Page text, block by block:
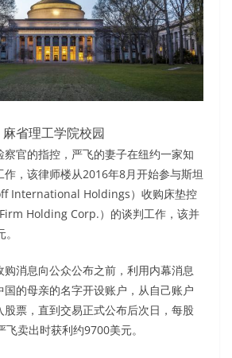
麻省理工学院校园
官的指控，严飞的妻子在纽约一家知
，该律师楼从2016年8月开始参与斯坦
International Holdings）收购床垫控
Holding Corp.）的谈判工作，该并
消息向公众公布之前，利用内幕消息
的母亲的名字开设账户，从自己账户
股票，直到交易正式公布后次日，每股
卖出时获利约9700美元。